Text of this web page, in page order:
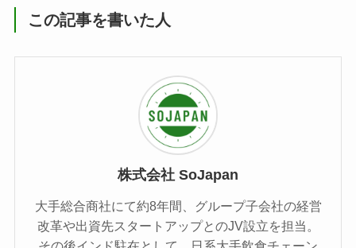
この記事を書いた人
株式会社 SoJapan
大手総合商社にて約8年間、グループ子会社の経営
改革や出資先スタートアップとのJV設立を担当。